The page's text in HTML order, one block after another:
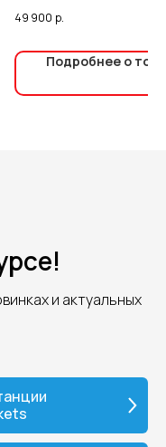
49 900 р.
Подробнее о
и актуальных